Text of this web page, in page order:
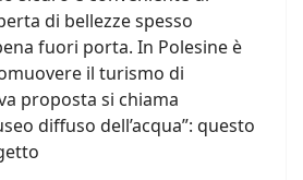
di bellezze spesso
fuori porta. In Polesine è
il turismo di
proposta si chiama
diffuso dell’acqua”: questo